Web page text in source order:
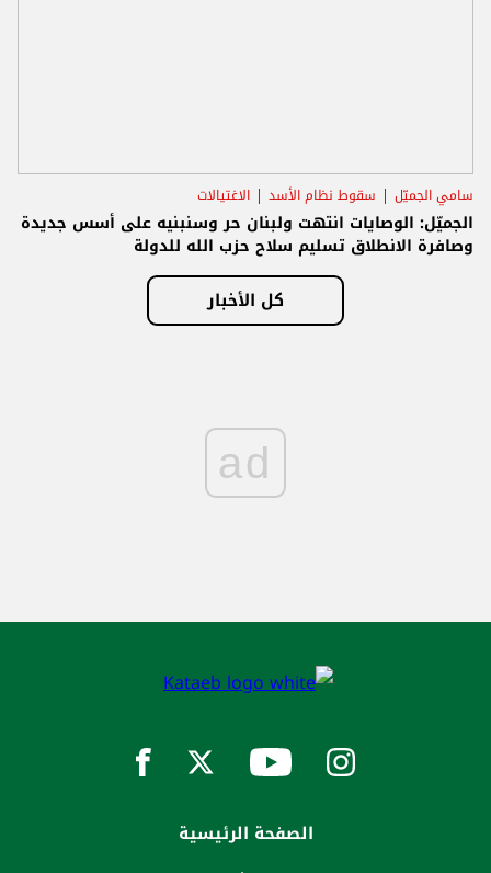
سامي الجميّل سقوط نظام الأسد الاغتيالات
الجميّل: الوصايات انتهت ولبنان حر وسنبنيه على أسس جديدة
وصافرة الانطلاق تسليم سلاح حزب الله للدولة
كل الأخبار
ad
الصفحة الرئيسية